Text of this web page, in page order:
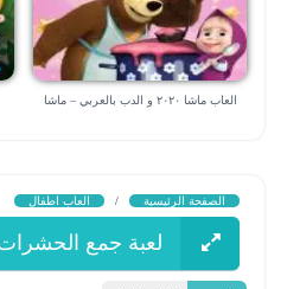
العاب ماشا ٢٠٢٠ و الدب بالعربي – ماشا
الصفحة الرئيسية / العاب اطفال
لعبة جمع الحشرات